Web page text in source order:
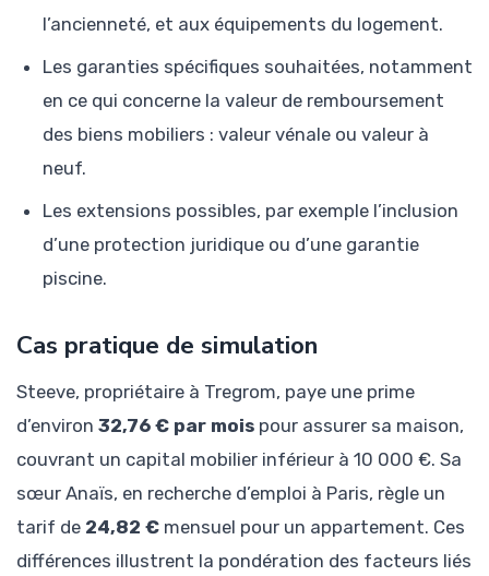
l’ancienneté, et aux équipements du logement.
Les garanties spécifiques souhaitées, notamment
en ce qui concerne la valeur de remboursement
des biens mobiliers : valeur vénale ou valeur à
neuf.
Les extensions possibles, par exemple l’inclusion
d’une protection juridique ou d’une garantie
piscine.
Cas pratique de simulation
Steeve, propriétaire à Tregrom, paye une prime
d’environ 32,76 € par mois pour assurer sa maison,
couvrant un capital mobilier inférieur à 10 000 €. Sa
sœur Anaïs, en recherche d’emploi à Paris, règle un
tarif de 24,82 € mensuel pour un appartement. Ces
différences illustrent la pondération des facteurs liés